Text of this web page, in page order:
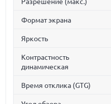
Разрешение (макс.)
Формат экрана
Яркость
Контрастность
динамическая
Время отклика (GTG)